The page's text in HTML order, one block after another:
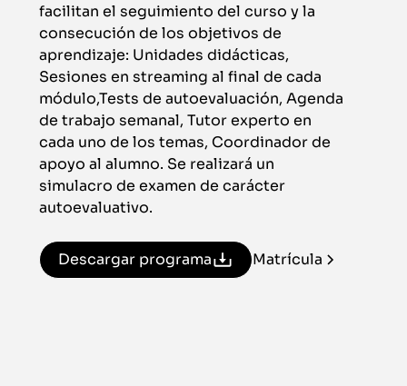
facilitan el seguimiento del curso y la
consecución de los objetivos de
aprendizaje: Unidades didácticas,
Sesiones en streaming al final de cada
módulo,Tests de autoevaluación, Agenda
de trabajo semanal, Tutor experto en
cada uno de los temas, Coordinador de
apoyo al alumno. Se realizará un
simulacro de examen de carácter
autoevaluativo.
Descargar programa Matrícula